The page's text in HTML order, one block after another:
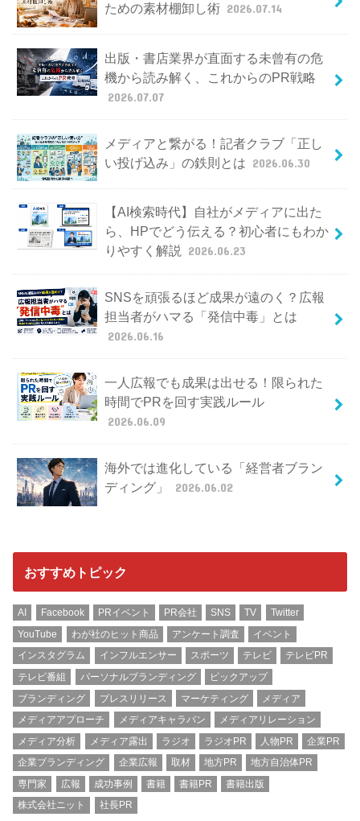
ための素材棚卸し術 2026.07.14
出版・書店業界が直面する未曾有の危
機から読み解く、これからのPR戦略
2026.07.07
メディアと繋がる！記者クラブ「正し
い投げ込み」の鉄則とは 2026.06.30
【AI検索時代】自社がメディアに出た
ら、HPでどう伝える？初心者にもわか
りやすく解説
2026.06.23
SNSを頑張るほど成果が遠のく？広報
担当者がハマる「発信中毒」とは
2026.06.16
一人広報でも成果は出せる！限られた
時間でPRを回す実践ルール
2026.06.09
海外では進化している「経営者ブラン
ディング」
2026.06.02
おすすめトピック
AI Facebook PRイベント PR会社 SNS TV
Twitter
YouTube
わが社のヒット商品 アンケート調査
イベント
インスタグラム
インフルエンサー スポーツ テレビ
テレビPR
テレビ番組
パーソナルブランディング
ピックアップ
ブランディング
プレスリリース マーケティング
メディア
メディアアプローチ
メディアキャラバン
メディアリレーション
メディア分析
メディア露出 ラジオ ラジオPR 人物PR
企業PR
企業ブランディング
企業広報 取材 地方PR
地方自治体PR
専門家
広報 成功事例 書籍 書籍PR
書籍出版
株式会社ニット
社長PR